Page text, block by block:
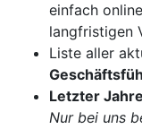
einfach
langfristigen
Liste aller
Letzter
Nur bei uns